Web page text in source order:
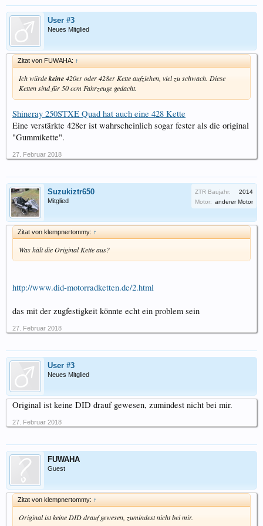
User #3
Neues Mitglied
Zitat von FUWAHA: ↑
Ich würdekeine420er oder 428er Kette aufziehen, viel zu schwach. Diese
Ketten sind für 50 ccm Fahrzeuge gedacht.
Shineray 250STXE Quad hat auch eine 428 Kette
Eine verstärkte 428er ist wahrscheinlich sogar fester als die original
"Gummikette".
27. Februar 2018
Suzukiztr650
Mitglied
ZTR Baujahr:
2014
Motor: anderer Motor
Zitat von klempnertommy: ↑
Was hält die Original Kette aus?
http://www.did-motorradketten.de/2.html
das mit der zugfestigkeit könnte echt ein problem sein
27. Februar 2018
User #3
Neues Mitglied
Original ist keine DID drauf gewesen, zumindest nicht bei mir.
27. Februar 2018
FUWAHA
Guest
Zitat von klempnertommy: ↑
Original ist keine DID drauf gewesen, zumindest nicht bei mir.